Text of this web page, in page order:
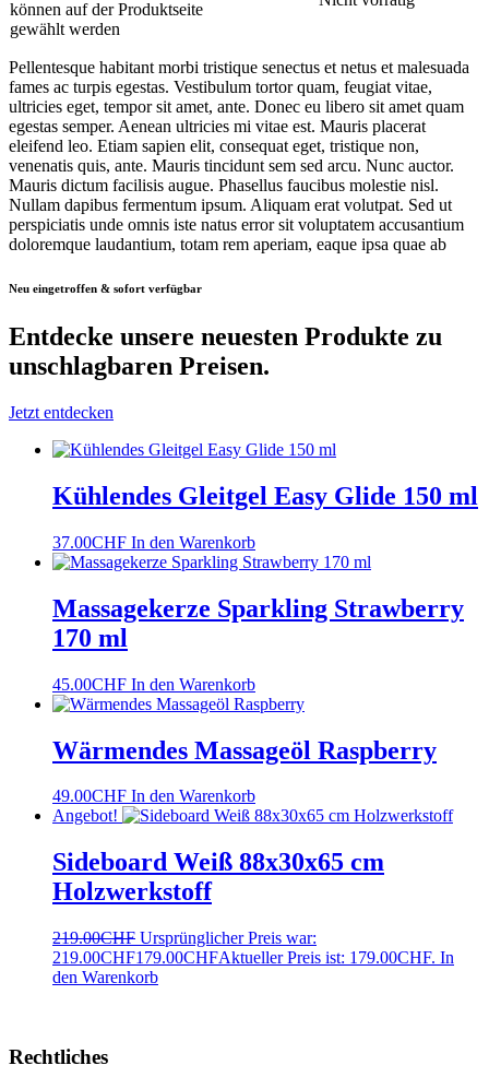
können auf der Produktseite
gewählt werden
Pellentesque habitant morbi tristique senectus et netus et malesuada
fames ac turpis egestas. Vestibulum tortor quam, feugiat vitae,
ultricies eget, tempor sit amet, ante. Donec eu libero sit amet quam
egestas semper. Aenean ultricies mi vitae est. Mauris placerat
eleifend leo. Etiam sapien elit, consequat eget, tristique non,
venenatis quis, ante. Mauris tincidunt sem sed arcu. Nunc auctor.
Mauris dictum facilisis augue. Phasellus faucibus molestie nisl.
Nullam dapibus fermentum ipsum. Aliquam erat volutpat. Sed ut
perspiciatis unde omnis iste natus error sit voluptatem accusantium
doloremque laudantium, totam rem aperiam, eaque ipsa quae ab
Neu eingetroffen & sofort verfügbar
Entdecke unsere neuesten Produkte zu
unschlagbaren Preisen.
Jetzt entdecken
Kühlendes Gleitgel Easy Glide 150 ml
37.00CHF In den Warenkorb
Massagekerze Sparkling Strawberry
170 ml
45.00CHF In den Warenkorb
Wärmendes Massageöl Raspberry
49.00CHF In den Warenkorb
Angebot!
Sideboard Weiß 88x30x65 cm
Holzwerkstoff
219.00CHF Ursprünglicher Preis war:
219.00CHF179.00CHFAktueller Preis ist: 179.00CHF. In
den Warenkorb
Rechtliches